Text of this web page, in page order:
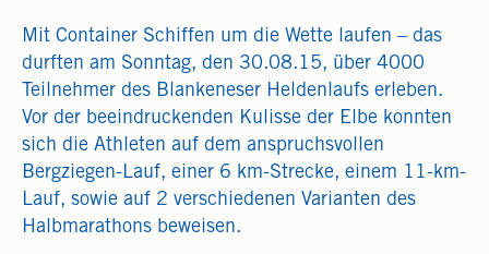
Mit Container Schiffen um die Wette laufen – das
durften am Sonntag, den 30.08.15, über 4000
Teilnehmer des Blankeneser Heldenlaufs erleben.
Vor der beeindruckenden Kulisse der Elbe konnten
sich die Athleten auf dem anspruchsvollen
Bergziegen-Lauf, einer 6 km-Strecke, einem 11-km-
Lauf, sowie auf 2 verschiedenen Varianten des
Halbmarathons beweisen.